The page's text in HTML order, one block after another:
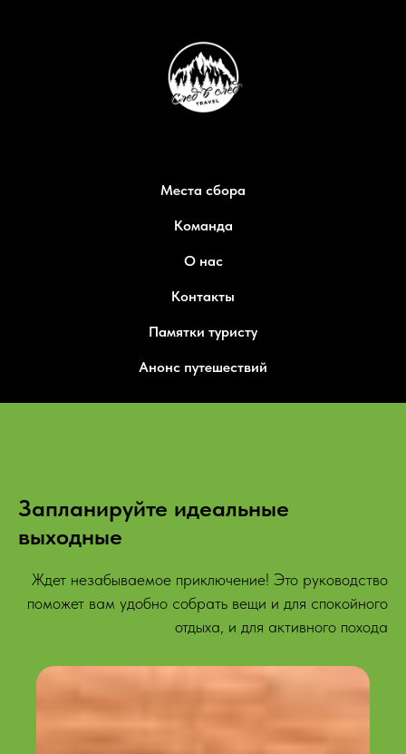
Места сбора
Команда
О нас
Контакты
Памятки туристу
Анонс путешествий
Запланируйте идеальные
выходные
Ждет незабываемое приключение! Это руководство
поможет вам удобно собрать вещи и для спокойного
отдыха, и для активного похода